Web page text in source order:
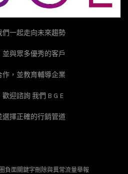
一起走向未來趨勢
與眾多優秀的客戶
，並教育輔導企業
迎諮詢 我們 B G E
擇正確的行銷管道
負面關鍵字刪除與異常流量舉報